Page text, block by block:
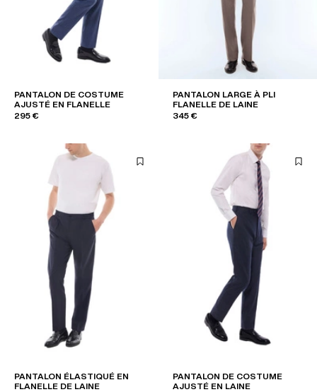
PANTALON DE COSTUME
AJUSTÉ EN FLANELLE
295 €
PANTALON LARGE À PLI
FLANELLE DE LAINE
345 €
PANTALON ÉLASTIQUÉ EN
FLANELLE DE LAINE
PANTALON DE COSTUME
AJUSTÉ EN LAINE